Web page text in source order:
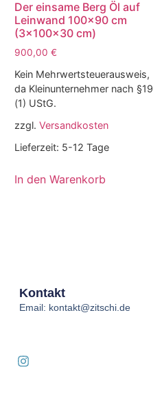
Der einsame Berg Öl auf
Leinwand 100×90 cm
(3x100x30 cm)
900,00 €
Kein Mehrwertsteuerausweis,
da Kleinunternehmer nach §19
(1) UStG.
zzgl. Versandkosten
Lieferzeit: 5-12 Tage
In den Warenkorb
Kontakt
Email: kontakt@zitschi.de